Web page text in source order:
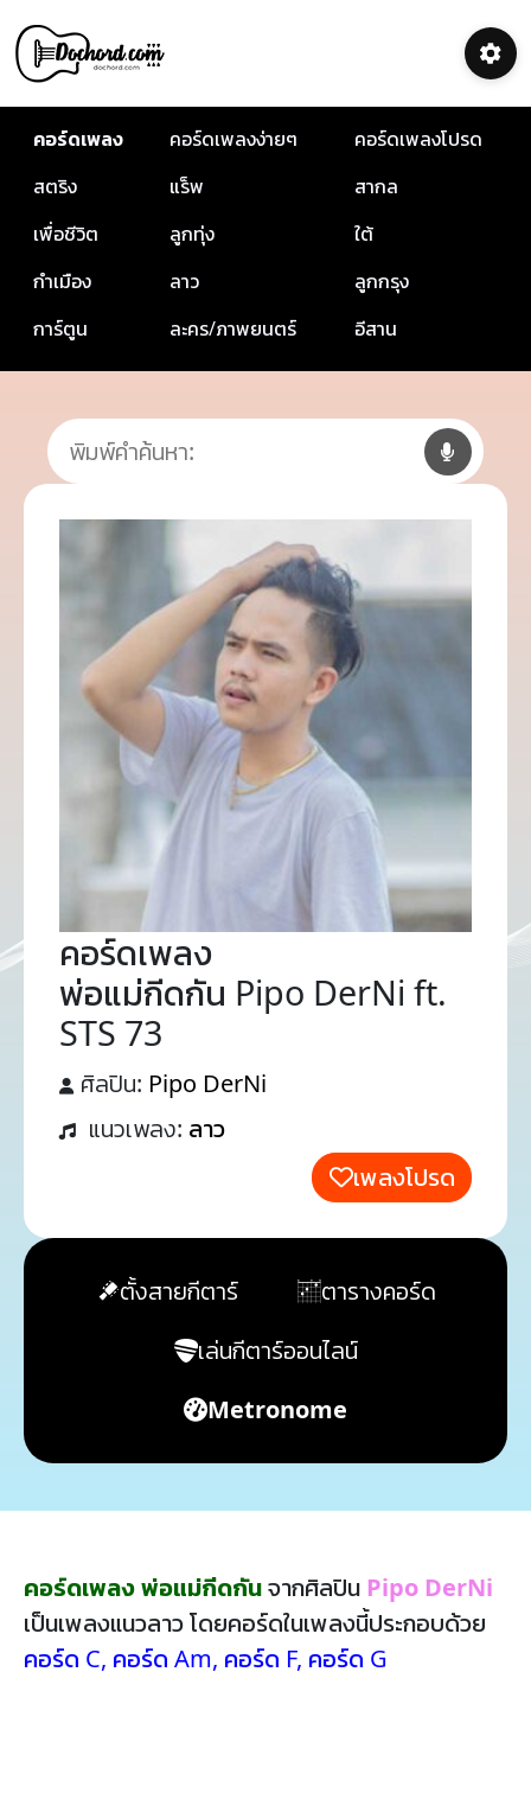
คอร์ดเพลง คอร์ดเพลงง่ายๆ
คอร์ดเพลงโปรด
สตริง
แร็พ
สากล
เพื่อชีวิต
ลูกทุ่ง
ใต้
กำเมือง
ลาว
ลูกกรุง
การ์ตูน
ละคร/ภาพยนตร์ อีสาน
คอร์ดเพลง
พ่อแม่กีดกัน Pipo DerNi ft.
STS 73
ศิลปิน: Pipo DerNi
แนวเพลง: ลาว
เพลงโปรด
ตั้งสายกีตาร์
ตารางคอร์ด
เล่นกีตาร์ออนไลน์
Metronome
คอร์ดเพลง พ่อแม่กีดกันจากศิลปิน Pipo DerNi
เป็นเพลงแนวลาว โดยคอร์ดในเพลงนี้ประกอบด้วย
คอร์ด C, คอร์ด Am, คอร์ด F, คอร์ด G